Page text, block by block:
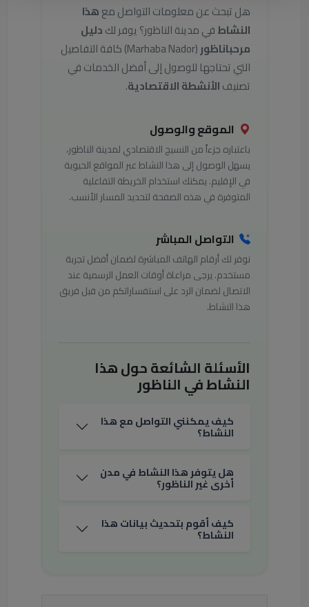
هل تبحث عن معلومات التواصل معهذا
النشاطفي مدينة الناظور؟ يوفر لكدليل
مرحباناظور
(Marhaba Nador) كافة التفاصيل
التي تحتاجها للوصول إلى أفضل الخدمات في
تصنيفالأنشطة الاقتصادية.
الموقع والوصول
باعتباره جزءاً من النسيج الاقتصادي لمدينة الناظور،
يسهل الوصول إلى هذا النشاط عبر المواقع الحيوية
في الإقليم. يمكنك استخدام الخريطة التفاعلية
المتوفرة في هذه الصفحة لتحديد المسار الأنسب.
التواصل المباشر
نوفر لك أرقام الهاتف المباشرة لضمان أفضل تجربة
مستخدم. يرجى مراعاة أوقات العمل الرسمية عند
الاتصال لضمان الرد على استفساراتكم من قبل فريق
هذا النشاط.
الأسئلة الشائعة حول هذا
النشاط في الناظور
كيف يمكنني التواصل مع هذا
النشاط؟
هل يتوفر هذا النشاط في مدن
أخرى غير الناظور؟
كيف أقوم بتحديث بيانات هذا
النشاط؟